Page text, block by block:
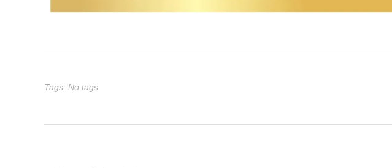
Tags: No tags